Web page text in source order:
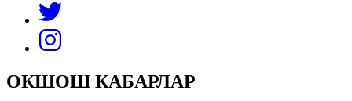
ОКШОШ КАБАРЛАР